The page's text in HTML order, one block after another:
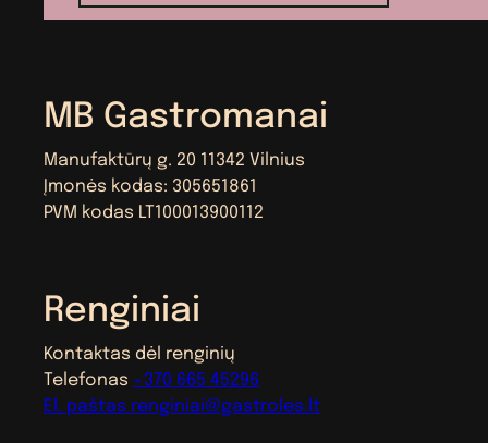
MB Gastromanai
Manufaktūrų g. 20 11342 Vilnius
Įmonės kodas: 305651861
PVM kodas LT100013900112
Renginiai
Kontaktas dėl renginių
Telefonas +370 665 45296
El. paštas renginiai@gastroles.lt